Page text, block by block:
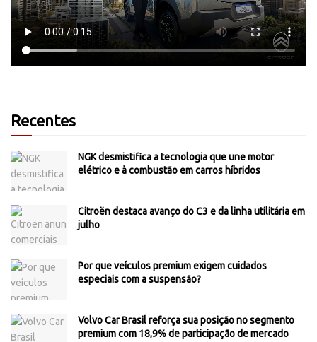
Recentes
NGK desmistifica a tecnologia que une motor
elétrico e à combustão em carros híbridos
Citroën destaca avanço do C3 e da linha utilitária em
julho
Por que veículos premium exigem cuidados
especiais com a suspensão?
Volvo Car Brasil reforça sua posição no segmento
premium com 18,9% de participação de mercado